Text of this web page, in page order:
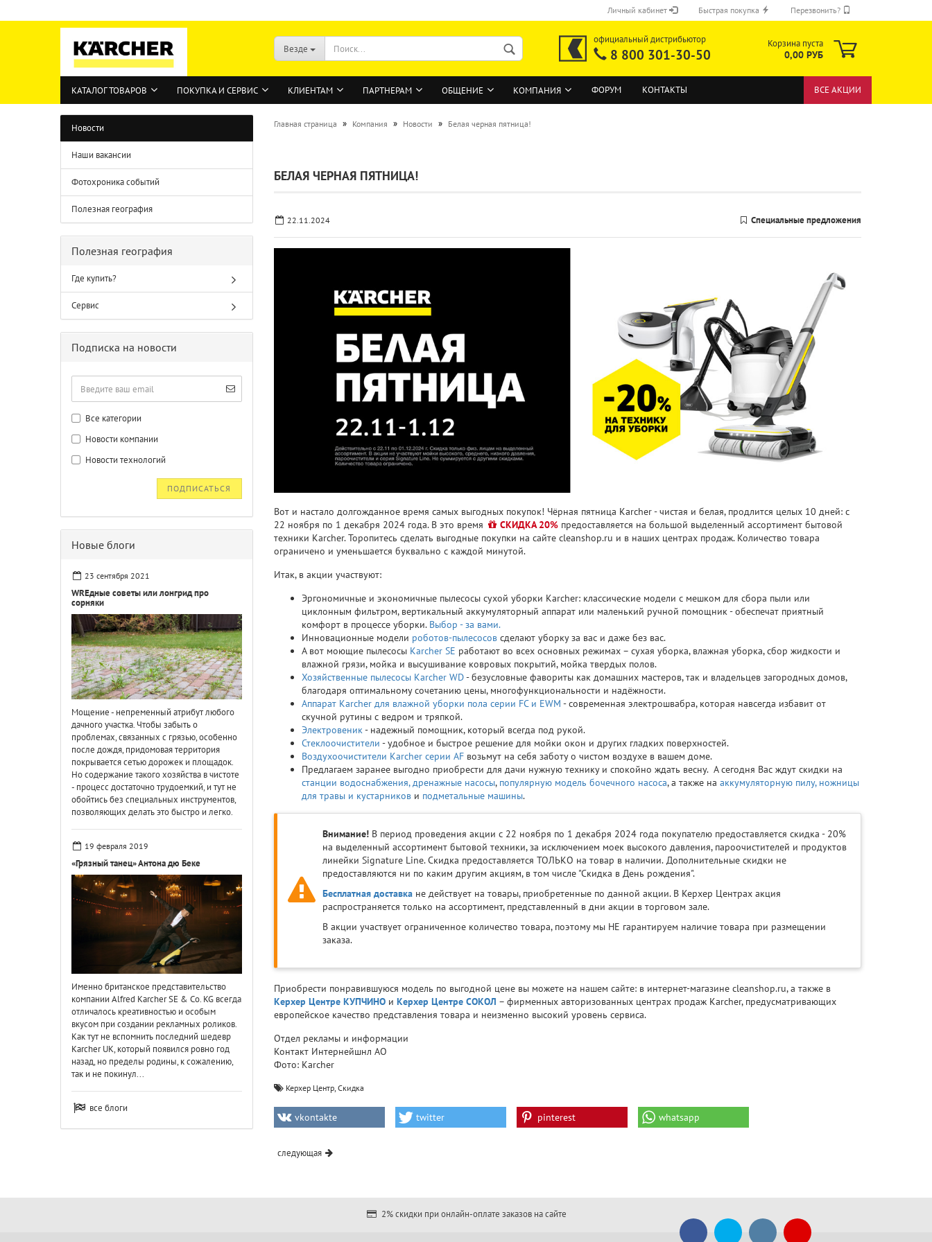
Личный кабинет Быстрая покупка Перезвонить?
Везде
официальный дистрибьютор
8 800 301-30-50
Корзина пуста
0,00 РУБ
КАТАЛОГ ТОВАРОВ ПОКУПКА И СЕРВИС КЛИЕНТАМ ПАРТНЕРАМ ОБЩЕНИЕ КОМПАНИЯ ФОРУМ КОНТАКТЫ ВСЕ АКЦИИ
Главная страница » Компания » Новости » Белая черная пятница!
БЕЛАЯ ЧЕРНАЯ ПЯТНИЦА!
22.11.2024 Специальные предложения
Вот и настало долгожданное время самых выгодных покупок! Чёрная пятница Karcher - чистая и белая, продлится целых 10 дней: с
22 ноября по 1 декабря 2024 года. В это время
СКИДКА 20% предоставляется на большой выделенный ассортимент бытовой
техники Karcher. Торопитесь сделать выгодные покупки на сайте cleanshop.ru и в наших центрах продаж. Количество товара
ограничено и уменьшается буквально с каждой минутой.
Итак, в акции участвуют:
Эргономичные и экономичные пылесосы сухой уборки Karcher: классические модели с мешком для сбора пыли или
циклонным фильтром, вертикальный аккумуляторный аппарат или маленький ручной помощник - обеспечат приятный
комфорт в процессе уборки. Выбор - за вами.
Инновационные модели роботов-пылесосов сделают уборку за вас и даже без вас.
А вот моющие пылесосы Karcher SE работают во всех основных режимах – сухая уборка, влажная уборка, сбор жидкости и
влажной грязи, мойка и высушивание ковровых покрытий, мойка твердых полов.
Хозяйственные пылесосы Karcher WD- безусловные фавориты как домашних мастеров, так и владельцев загородных домов,
благодаря оптимальному сочетанию цены, многофункциональности и надёжности.
Аппарат Karcher для влажной уборки пола серии FC и EWM - современная электрошвабра, которая навсегда избавит от
скучной рутины с ведром и тряпкой.
Электровеник- надежный помощник, который всегда под рукой.
Стеклоочистители - удобное и быстрое решение для мойки окон и других гладких поверхностей.
Воздухоочистители Karcher серии AFвозьмут на себя заботу о чистом воздухе в вашем доме.
Предлагаем заранее выгодно приобрести для дачи нужную технику и спокойно ждать весну. А сегодня Вас ждут скидки на
станции водоснабжения, дренажные насосы, популярную модель бочечного насоса, а также на аккумуляторную пилу, ножницы
для травы и кустарникови подметальные машины.
Внимание!B период проведения акции с 22 ноября по 1 декабря 2024 года покупателю предоставляется скидка - 20%
на выделенный ассортимент бытовой техники, за исключением моек высокого давления, пароочистителей и продуктов
линейки Signature Line. Скидка предоставляется ТОЛЬКО на товар в наличии. Дополнительные скидки не
предоставляются ни по каким другим акциям, в том числе "Скидка в День рождения".
Бесплатная доставкане действует на товары, приобретенные по данной акции. В Керхер Центрах акция
распространяется только на ассортимент, представленный в дни акции в торговом зале.
В акции участвует ограниченное количество товара, поэтому мы НЕ гарантируем наличие товара при размещении
заказа.
Приобрести понравившуюся модель по выгодной цене вы можете на нашем сайте: в интернет-магазине cleanshop.ru, а также в
Керхер Центре КУПЧИНОи Керхер Центре СОКОЛ – фирменных авторизованных центрах продаж Karcher, предусматривающих
европейское качество представления товара и неизменно высокий уровень сервиса.
Отдел рекламы и информации
Контакт Интернейшнл АО
Фото: Karcher
Керхер Центр, Скидка
vkontakte twitter pinterest whatsapp
следующая
Новости
Наши вакансии
Фотохроника событий
Полезная география
Полезная география
Где купить?
Сервис
Подписка на новости
Все категории
Новости компании
Новости технологий
ПОДПИСАТЬСЯ
Новые блоги
23 сентября 2021
WREдные советы или лонгрид про
сорняки
Мощение - непременный атрибут любого
дачного участка. Чтобы забыть о
проблемах, связанных с грязью, особенно
после дождя, придомовая территория
покрывается сетью дорожек и площадок.
Но содержание такого хозяйства в чистоте
- процесс достаточно трудоемкий, и тут не
обойтись без специальных инструментов,
позволяющих делать это быстро и легко.
19 февраля 2019
«Грязный танец» Антона дю Беке
Именно британское представительство
компании Alfred Karcher SE & Co. KG всегда
отличалось креативностью и особым
вкусом при создании рекламных роликов.
Как тут не вспомнить последний шедевр
Karcher UK, который появился ровно год
назад, но пределы родины, к сожалению,
так и не покинул...
все блоги
2% скидки при онлайн-оплате заказов на сайте